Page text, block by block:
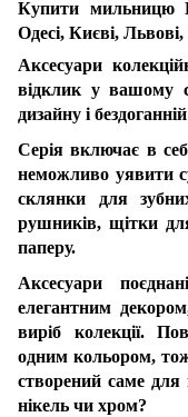
Купити мильницю
Одесі, Києві,
Аксесуари
відклик у вашому
дизайну і
Серія включає в
неможливо уявити
склянки для
рушників, щітки
паперу.
Аксесуари
елегантним
виріб колекції.
одним кольором,
створений саме для
нікель чи хром?